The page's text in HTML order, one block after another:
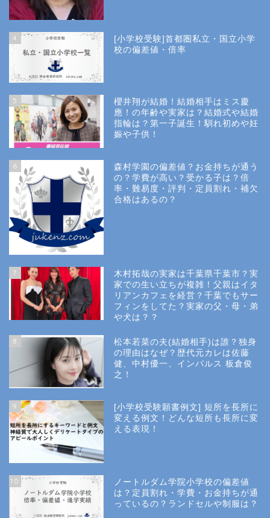
4
[小学校受験]首都圏私立・国立小学
校の偏差値・倍率
5
櫻井翔が結婚！結婚相手はミス慶
應！の年齢や実家は？結婚式や結婚
指輪は？第一子誕生！馴れ初めや妊
娠や子供！
6
森村学園の偏差値？お金持ちが通う
の？学費が高い？受かる子は？倍
率・難易度・評判・定員割れ・補欠
合格はあるの？
7
木村拓哉の実家は千葉県千葉市？実
家での生い立ちが複雑！父親はイタ
リアンカフェを経営？千葉でもサー
フィンをしてた？実家の父・母・弟
や犬は？？
8
松本若菜の夫(結婚相手)は誰？独身
の理由はなぜ？歴代元カレは佐藤
健、中村優一、インパルス 板倉俊
之！
9
[小学校受験願書例文] 短所を長所に
変える例文！どんな短所も長所に変
える表現！
10
ノートルダム学院小学校の偏差値
は？定員割れ・学費・お金持ちが通
っているの？ランドセルや制服は？
Privacy Policy
小学校受験
所長コラム
説明会や面接の服装